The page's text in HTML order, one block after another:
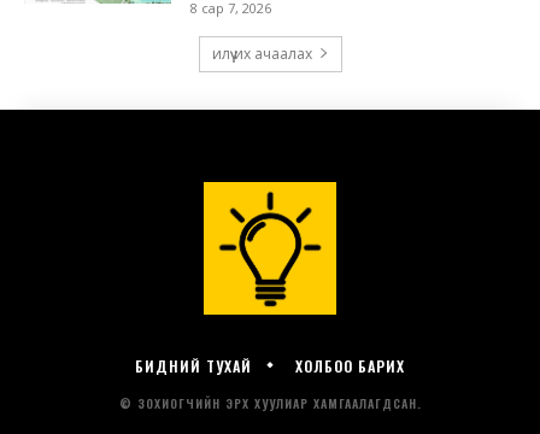
БИДНИЙ ТУХАЙ ХОЛБОО БАРИХ
© ЗОХИОГЧИЙН ЭРХ ХУУЛИАР ХАМГААЛАГДСАН.